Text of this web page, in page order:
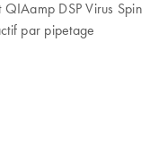
DSP Virus Spin
par pipetage